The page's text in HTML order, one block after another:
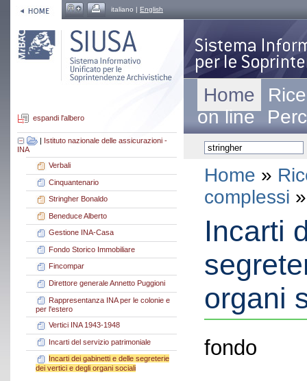
italiano | English
espandi l'albero
| Istituto nazionale delle assicurazioni -
INA
Verbali
Cinquantenario
Stringher Bonaldo
Beneduce Alberto
Gestione INA-Casa
Fondo Storico Immobiliare
Fincompar
Direttore generale Annetto Puggioni
Rappresentanza INA per le colonie e
per l'estero
Vertici INA 1943-1948
Incarti del servizio patrimoniale
Incarti dei gabinetti e delle segreterie
dei vertici e degli organi sociali
Home
on line
Home »
complessi
Incarti
organi
fondo